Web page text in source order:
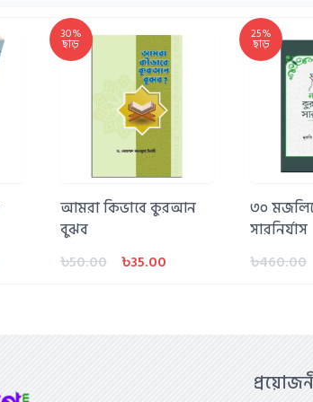
30%
ছাড়
আমরা কিভাবে কুরআন
বুঝব
৳50.00
৳35.00
25%
ছাড়
৩০
সারনির্যাস
৳460.00